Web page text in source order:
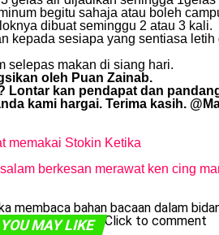
begitu sahaja atau boleh
dibuat seminggu 2 atau 3 kali.
kepada sesiapa yang sentiasa
selepas makan di siang hari.
oleh Puan Zainab.
Lontar kan pendapat dan
kami hargai. Terima kasih.
memakai Stokin Ketika
berkesan merawat ken cing
membaca bahan bacaan dalam
YOU MAY LIKE Click to comment